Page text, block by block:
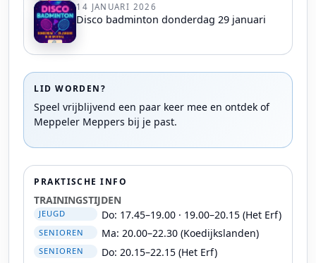
14 JANUARI 2026
Disco badminton donderdag 29 januari
LID WORDEN?
Speel vrijblijvend een paar keer mee en ontdek of
Meppeler Meppers bij je past.
PRAKTISCHE INFO
TRAININGSTIJDEN
JEUGD Do: 17.45–19.00 · 19.00–20.15 (Het Erf)
SENIOREN Ma: 20.00–22.30 (Koedijkslanden)
SENIOREN Do: 20.15–22.15 (Het Erf)